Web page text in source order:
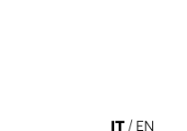
IT/EN